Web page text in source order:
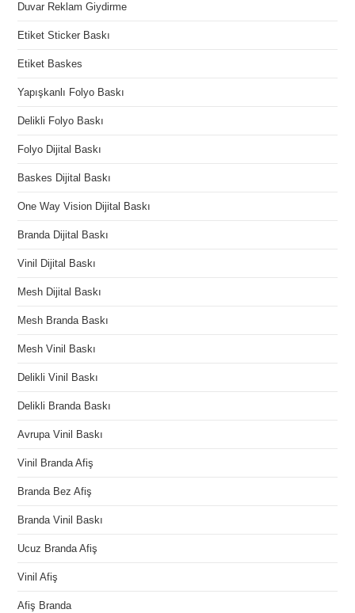
Duvar Reklam Giydirme
Etiket Sticker Baskı
Etiket Baskes
Yapışkanlı Folyo Baskı
Delikli Folyo Baskı
Folyo Dijital Baskı
Baskes Dijital Baskı
One Way Vision Dijital Baskı
Branda Dijital Baskı
Vinil Dijital Baskı
Mesh Dijital Baskı
Mesh Branda Baskı
Mesh Vinil Baskı
Delikli Vinil Baskı
Delikli Branda Baskı
Avrupa Vinil Baskı
Vinil Branda Afiş
Branda Bez Afiş
Branda Vinil Baskı
Ucuz Branda Afiş
Vinil Afiş
Afiş Branda